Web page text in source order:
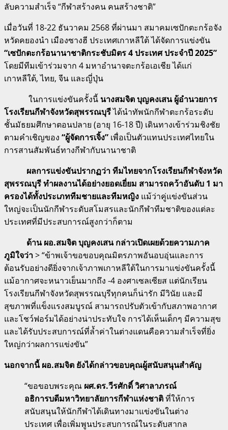
ลับความสำเร็จ “กีฬาสร้างคน คนสร้างชาติ”
เมื่อวันที่ 18-22 ธันวาคม 2568 ที่ผ่านมา สมาคมเซปักตะกร้อจัง
หวัดคยองนำ เมืองซางฮี ประเทศเกาหลีใต้ ได้จัดการแข่งขัน
“เซปักตะกร้อนานาชาติกระชับมิตร 4 ประเทศ ประจำปี 2025”
โดยมีทีมเข้าร่วมจาก 4 มหาอำนาจตะกร้อเอเชีย ได้แก่
เกาหลีใต้, ไทย, จีน และญี่ปุ่น
ในการแข่งขันครั้งนี้ นางสมจิต บุญคงเสน ผู้อำนวยการ
โรงเรียนกีฬาจังหวัดสุพรรณบุรีได้นำทัพนักกีฬาตะกร้อระดับ
ชั้นมัธยมศึกษาตอนปลาย (อายุ 16-18 ปี) เดินทางเข้าร่วมชิงชัย
ตามคำเชิญของ “ผู้จัดการเจิ้ง” เพื่อเป็นตัวแทนประเทศไทยใน
การสานสัมพันธ์ทางกีฬากับนานาชาติ
ผลการแข่งขันปรากฏว่า ทีมไทยจากโรงเรียนกีฬาจังหวัด
สุพรรณบุรี ทำผลงานได้อย่างยอดเยี่ยม สามารถคว้าอันดับ 1 มา
ครองได้ทั้งประเภททีมชายและทีมหญิง แม้ว่าคู่แข่งขันส่วน
ใหญ่จะเป็นนักกีฬาระดับสโมสรและนักกีฬาทีมชาติของแต่ละ
ประเทศที่มีประสบการณ์สูงกว่าก็ตาม
ด้าน ผอ.สมจิต บุญคงเสน กล่าวเปิดเผยด้วยความภาค
ภูมิใจว่า> “ข้าพเจ้าขอขอบคุณมิตรภาพอันอบอุ่นและการ
ต้อนรับอย่างดียิ่งจากเจ้าภาพเกาหลีใต้ในการมาแข่งขันครั้งนี้
แม้อากาศจะหนาวเย็นมากถึง -4 องศาเซลเซียส แต่นักเรียน
โรงเรียนกีฬาจังหวัดสุพรรณบุรีทุกคนก็น่ารัก มีวินัย และมี
สุขภาพที่แข็งแรงสมบูรณ์ สามารถปรับตัวเข้ากับสภาพอากาศ
และโชว์ฟอร์มได้อย่างน่าประทับใจ การได้เห็นเด็กๆ มีความสุข
และได้รับประสบการณ์ที่ล้ำค่าในต่างแดนคือความสำเร็จที่ยิ่ง
ใหญ่กว่าผลการแข่งขัน”
นอกจากนี้ ผอ.สมจิต ยังได้กล่าวขอบคุณผู้สนับสนุนสำคัญ
“ขอขอบพระคุณ ผศ.ดร.วีรศักดิ์ วิศาลาภรณ์
อธิการบดีมหาวิทยาลัยการกีฬาแห่งชาติที่ให้การ
สนับสนุนให้นักกีฬาได้เดินทางมาแข่งขันในต่าง
ประเทศ เพื่อเพิ่มพูนประสบการณ์ในระดับสากล